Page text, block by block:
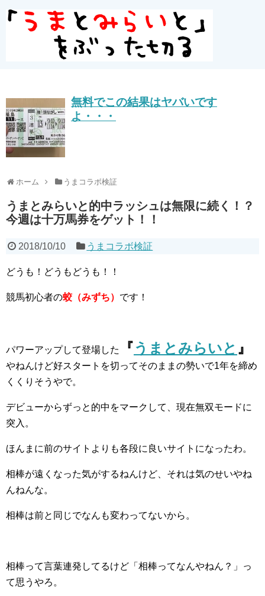
無料でこの結果はヤバいです
よ・・・
ホーム うまコラボ検証
うまとみらいと的中ラッシュは無限に続く！？
今週は十万馬券をゲット！！
2018/10/10 うまコラボ検証
どうも！どうもどうも！！
競馬初心者の蛟（みずち） です！
パワーアップして登場した 『うまとみらいと 』
やねんけど好スタートを切ってそのままの勢いで1年を締め
くくりそうやで。
デビューからずっと的中をマークして、現在無双モードに
突入。
ほんまに前のサイトよりも各段に良いサイトになったわ。
相棒が遠くなった気がするねんけど、それは気のせいやね
んねんな。
相棒は前と同じでなんも変わってないから。
相棒って言葉連発してるけど「相棒ってなんやねん？」っ
て思うやろ。